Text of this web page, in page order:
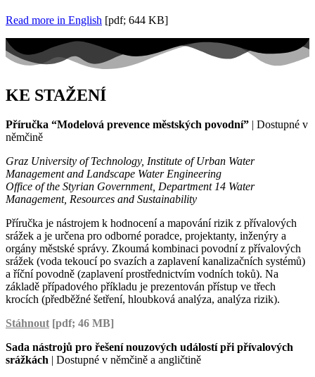
Read more in English [pdf; 644 KB]
KE STAŽENÍ
Příručka “Modelová prevence městských povodní”
| Dostupné v
němčině
Graz University of Technology, Institute of Urban Water
Management and Landscape Water Engineering
Office of the Styrian Government, Department 14 Water
Management, Resources and Sustainability
Příručka je nástrojem k hodnocení a mapování rizik z přívalových
srážek a je určena pro odborné poradce, projektanty, inženýry a
orgány městské správy. Zkoumá kombinaci povodní z přívalových
srážek (voda tekoucí po svazích a zaplavení kanalizačních systémů)
a říční povodně (zaplavení prostřednictvím vodních toků). Na
základě případového příkladu je prezentován přístup ve třech
krocích (předběžné šetření, hloubková analýza, analýza rizik).
Stáhnout [pdf; 46 MB]
Sada nástrojů pro řešení nouzových událostí při přívalových
srážkách | Dostupné v němčině a angličtině